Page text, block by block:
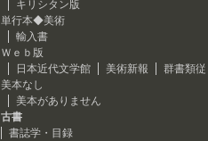
キリシタン版
単行本◆美術
輸入書
Ｗｅｂ版
日本近代文学館
美術新報
群書類
美本なし
美本がありません
古書
書誌学・目録